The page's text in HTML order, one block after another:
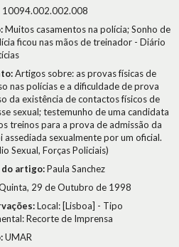
10094.002.002.008
Muitos casamentos na polícia; Sonho de
ficou nas mãos de treinador - Diário
Artigos sobre: as provas físicas de
nas polícias e a dificuldade de prova
da existência de contactos físicos de
sexual; testemunho de uma candidata
treinos para a prova de admissão da
assediada sexualmente por um oficial.
Sexual, Forças Policiais)
artigo:Paula Sanchez
29 de Outubro de 1998
Local: [Lisboa] - Tipo
Recorte de Imprensa
UMAR